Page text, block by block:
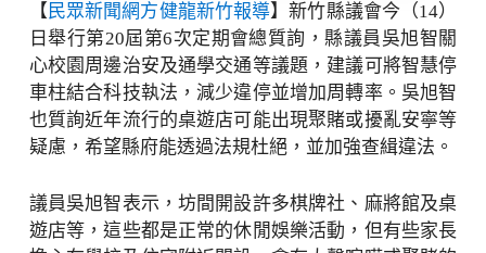
【民眾新聞網方健龍新竹報導】新竹縣議會今（14）
日舉行第20屆第6次定期會總質詢，縣議員吳旭智關
心校園周邊治安及通學交通等議題，建議可將智慧停
車柱結合科技執法，減少違停並增加周轉率。吳旭智
也質詢近年流行的桌遊店可能出現聚賭或擾亂安寧等
疑慮，希望縣府能透過法規杜絕，並加強查緝違法。
議員吳旭智表示，坊間開設許多棋牌社、麻將館及桌
遊店等，這些都是正常的休閒娛樂活動，但有些家長